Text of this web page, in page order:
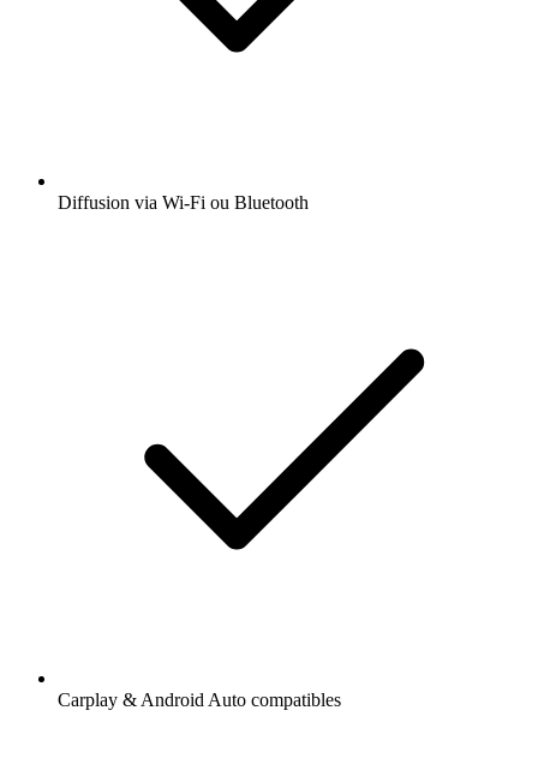
Diffusion via Wi-Fi ou Bluetooth
Carplay & Android Auto compatibles